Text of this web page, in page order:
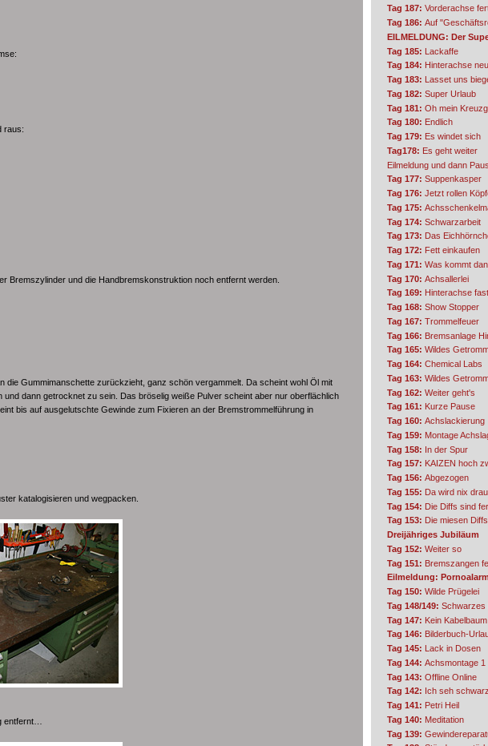
raus:
Bremszylinder und die Handbremskonstruktion noch entfernt werden.
die Gummimanschette zurückzieht, ganz schön vergammelt. Da scheint wohl Öl mit
und dann getrocknet zu sein. Das bröselig weiße Pulver scheint aber nur oberflächlich
bis auf ausgelutschte Gewinde zum Fixieren an der Bremstrommelführung in
katalogisieren und wegpacken.
entfernt…
Tag 187: Vorderachse
Tag 186: Auf
EILMELDUNG: Der
Tag 185: Lackaffe
Tag 184: Hinterachse neu
Tag 183: Lasset uns
Tag 182: Super Urlaub
Tag 181: Oh mein
Tag 180: Endlich
Tag 179: Es windet sich
Tag178: Es geht weiter
Eilmeldung und dann
Tag 177: Suppenkasper
Tag 176: Jetzt rollen
Tag 175:
Tag 174: Schwarzarbeit
Tag 173: Das
Tag 172: Fett einkaufen
Tag 171: Was kommt
Tag 170: Achsallerlei
Tag 169: Hinterachse
Tag 168: Show Stopper
Tag 167: Trommelfeuer
Tag 166: Bremsanlage
Tag 165: Wildes
Tag 164: Chemical Labs
Tag 163: Wildes
Tag 162: Weiter geht's
Tag 161: Kurze Pause
Tag 160: Achslackierung
Tag 159: Montage
Tag 158: In der Spur
Tag 157: KAIZEN hoch
Tag 156: Abgezogen
Tag 155: Da wird nix
Tag 154: Die Diffs sind
Tag 153: Die miesen Diffs
Dreijähriges Jubiläum
Tag 152: Weiter so
Tag 151: Bremszangen
Eilmeldung: Pornoalarm
Tag 150: Wilde Prügelei
Tag 148/149: Schwarzes
Tag 147: Kein Kabelbaum
Tag 146: Bilderbuch-
Tag 145: Lack in Dosen
Tag 144: Achsmontage 1
Tag 143: Offline Online
Tag 142: Ich seh schwarz
Tag 141: Petri Heil
Tag 140: Meditation
Tag 139: